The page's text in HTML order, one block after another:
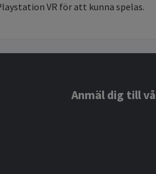
VR för att kunna spelas.
Anmäl dig till